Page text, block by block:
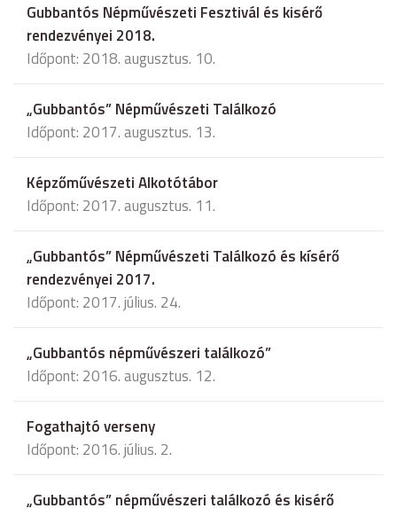
Gubbantós Népművészeti Fesztivál és kisérő
rendezvényei 2018.
Időpont: 2018. augusztus. 10.
„Gubbantós” Népművészeti Találkozó
Időpont: 2017. augusztus. 13.
Képzőművészeti Alkotótábor
Időpont: 2017. augusztus. 11.
„Gubbantós” Népművészeti Találkozó és kísérő
rendezvényei 2017.
Időpont: 2017. július. 24.
„Gubbantós népművészeri találkozó”
Időpont: 2016. augusztus. 12.
Fogathajtó verseny
Időpont: 2016. július. 2.
„Gubbantós” népművészeri találkozó és kisérő